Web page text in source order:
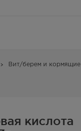
Вит/берем и кормящие
кислота